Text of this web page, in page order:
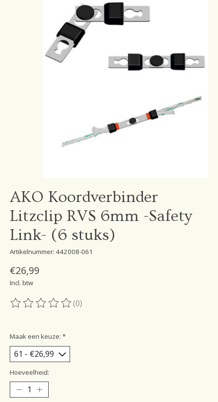
AKO Koordverbinder
Litzclip RVS 6mm -Safety
Link- (6 stuks)
Artikelnummer: 442008-061
€26,99
Incl. btw
De beoordeling van dit product is
(0)
Maak een keuze: *
Hoeveelheid: